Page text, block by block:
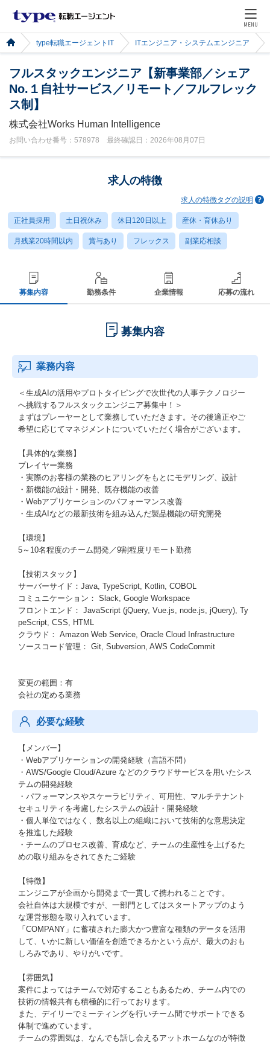
MENU
type転職エージェントIT ITエンジニア・システムエンジニア
フルスタックエンジニア【新事業部／シェア
No.１自社サービス／リモート／フルフレック
ス制】
株式会社Works Human Intelligence
お問い合わせ番号：578978 最終確認日：2026年08月07日
求人の特徴
求人の特徴タグの説明
正社員採用 土日祝休み 休日120日以上 産休・育休あり
月残業20時間以内 賞与あり フレックス 副業応相談
募集内容 勤務条件 企業情報 応募の流れ
募集内容
業務内容
＜生成AIの活用やプロトタイピングで次世代の人事テクノロジー
へ挑戦するフルスタックエンジニア募集中！＞
まずはプレーヤーとして業務していただきます。その後適正やご
希望に応じてマネジメントについていただく場合がございます。
【具体的な業務】
プレイヤー業務
・実際のお客様の業務のヒアリングをもとにモデリング、設計
・新機能の設計・開発、既存機能の改善
・Webアプリケーションのパフォーマンス改善
・生成AIなどの最新技術を組み込んだ製品機能の研究開発
【環境】
5～10名程度のチーム開発／9割程度リモート勤務
【技術スタック】
サーバーサイド：Java, TypeScript, Kotlin, COBOL
コミュニケーション： Slack, Google Workspace
フロントエンド： JavaScript (jQuery, Vue.js, node.js, jQuery), Ty
peScript, CSS, HTML
クラウド： Amazon Web Service, Oracle Cloud Infrastructure
ソースコード管理： Git, Subversion, AWS CodeCommit
変更の範囲：有
会社の定める業務
必要な経験
【メンバー】
・Webアプリケーションの開発経験（言語不問）
・AWS/Google Cloud/Azure などのクラウドサービスを用いたシス
テムの開発経験
・パフォーマンスやスケーラビリティ、可用性、マルチテナント
セキュリティを考慮したシステムの設計・開発経験
・個人単位ではなく、数名以上の組織において技術的な意思決定
を推進した経験
・チームのプロセス改善、育成など、チームの生産性を上げるた
めの取り組みをされてきたご経験
【特徴】
エンジニアが企画から開発まで一貫して携われることです。
会社自体は大規模ですが、一部門としてはスタートアップのよう
な運営形態を取り入れています。
「COMPANY」に蓄積された膨大かつ豊富な種類のデータを活用
して、いかに新しい価値を創造できるかという点が、最大のおも
しろみであり、やりがいです。
【雰囲気】
案件によってはチームで対応することもあるため、チーム内での
技術の情報共有も積極的に行っております。
また、デイリーでミーティングを行いチーム間でサポートできる
体制で進めています。
チームの雰囲気は、なんでも話し会えるアットホームなのが特徴